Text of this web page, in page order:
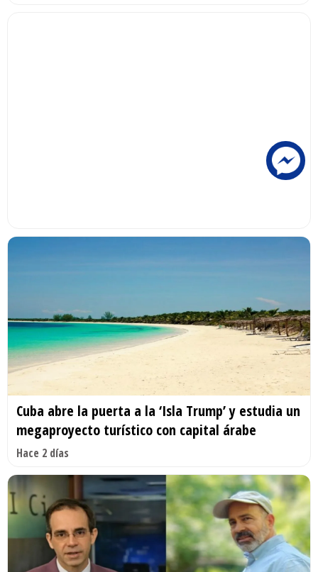
Cuba abre la puerta a la ‘Isla Trump’ y estudia un
megaproyecto turístico con capital árabe
Hace 2 días